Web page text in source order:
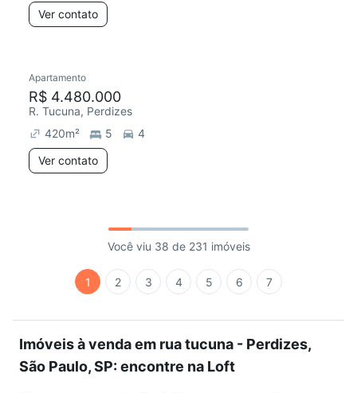
Ver contato
Apartamento
R$ 4.480.000
R. Tucuna, Perdizes
420m² 5
4
Ver contato
Você viu 38 de 231 imóveis
1 2 3 4 5 6 7
Imóveis à venda em rua tucuna - Perdizes,
São Paulo, SP: encontre na Loft